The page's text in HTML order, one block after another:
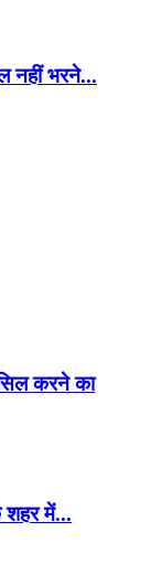
नहीं भरने...
करने का
शहर में...